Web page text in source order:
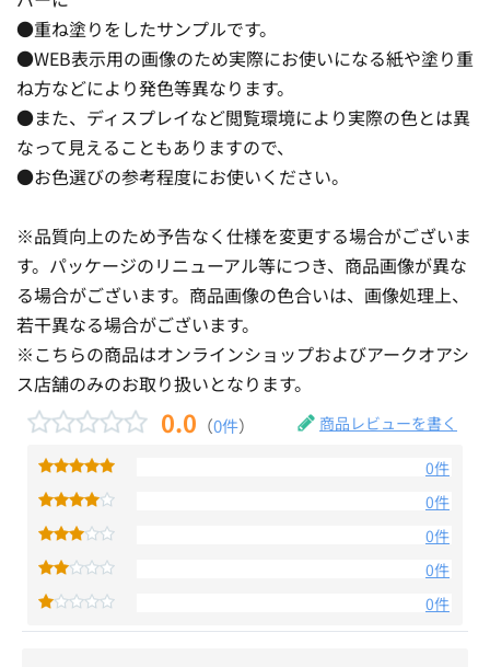
●重ね塗りをしたサンプルです。
●WEB表示用の画像のため実際にお使いになる紙や塗り重
ね方などにより発色等異なります。
●また、ディスプレイなど閲覧環境により実際の色とは異
なって見えることもありますので、
●お色選びの参考程度にお使いください。
※品質向上のため予告なく仕様を変更する場合がございま
す。パッケージのリニューアル等につき、商品画像が異な
る場合がございます。商品画像の色合いは、画像処理上、
若干異なる場合がございます。
※こちらの商品はオンラインショップおよびアークオアシ
ス店舗のみのお取り扱いとなります。
0.0 （0件） 商品レビューを書く
0件
0件
0件
0件
0件